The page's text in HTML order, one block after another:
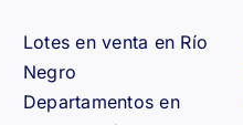
Lotes en venta en Río
Negro
Departamentos en